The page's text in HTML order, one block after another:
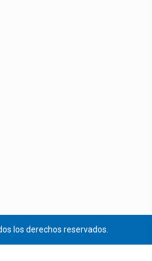
los derechos reservados.